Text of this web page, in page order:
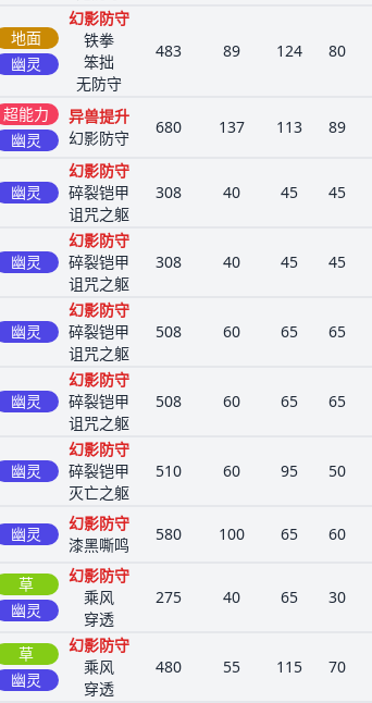
地面
幽灵
幻影防守
铁拳
笨拙
无防守
483 89 124 80
超能力
幽灵
异兽提升
幻影防守
680 137 113 89
幽灵
幻影防守
碎裂铠甲
诅咒之躯
308 40 45 45
幽灵
幻影防守
碎裂铠甲
诅咒之躯
308 40 45 45
幽灵
幻影防守
碎裂铠甲
诅咒之躯
508 60 65 65
幽灵
幻影防守
碎裂铠甲
诅咒之躯
508 60 65 65
幽灵
幻影防守
碎裂铠甲
灭亡之躯
510 60 95 50
幽灵
幻影防守
漆黑嘶鸣
580 100 65 60
草
幽灵
幻影防守
乘风
穿透
275 40 65 30
草
幽灵
幻影防守
乘风
穿透
480 55 115 70